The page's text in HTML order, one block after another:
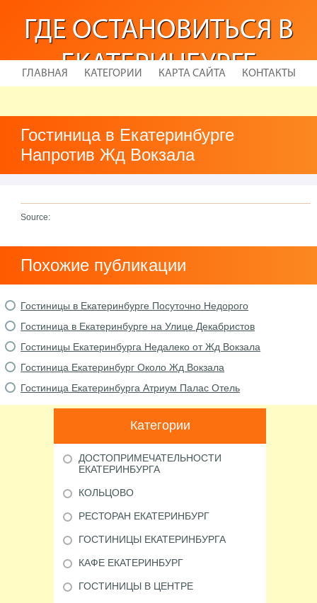
ГДЕ ОСТАНОВИТЬСЯ В
ЕКАТЕРИНБУРГЕ
ГЛАВНАЯ КАТЕГОРИИ КАРТА САЙТА КОНТАКТЫ
Гостиница в Екатеринбурге
Напротив Жд Вокзала
Source:
Похожие публикации
Гостиницы в Екатеринбурге Посуточно Недорого
Гостиница в Екатеринбурге на Улице Декабристов
Гостиницы Екатеринбурга Недалеко от Жд Вокзала
Гостиница Екатеринбург Около Жд Вокзала
Гостиница Екатеринбурга Атриум Палас Отель
Категории
ДОСТОПРИМЕЧАТЕЛЬНОСТИ
ЕКАТЕРИНБУРГА
КОЛЬЦОВО
РЕСТОРАН ЕКАТЕРИНБУРГ
ГОСТИНИЦЫ ЕКАТЕРИНБУРГА
КАФЕ ЕКАТЕРИНБУРГ
ГОСТИНИЦЫ В ЦЕНТРЕ